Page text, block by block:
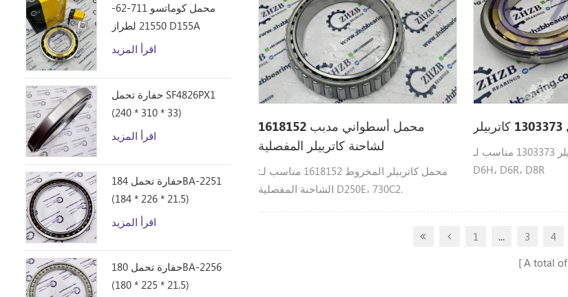
محمل أسطواني مدبب 1618152
لشاحنة كاتربيلر المفصلية
محمل كاتربيلر المخروط 1618152 مناسب لـ:
الشاحنة المفصلية D250E، 730C2.
محمل كروي من كاتربيلر 1303373 مناسب لـ:
D6H، D6R، D8R
1 ... 3 4
A total of
محمل كوماتسو 711-62-
21550 لطراز D155A
اقرأ المزيد
حفارة تحمل SF4826PX1
(240 * 310 * 33)
اقرأ المزيد
حفارة تحمل 184BA-2251
(184 * 226 * 21.5)
اقرأ المزيد
حفارة تحمل 180BA-2256
(180 * 225 * 21.5)